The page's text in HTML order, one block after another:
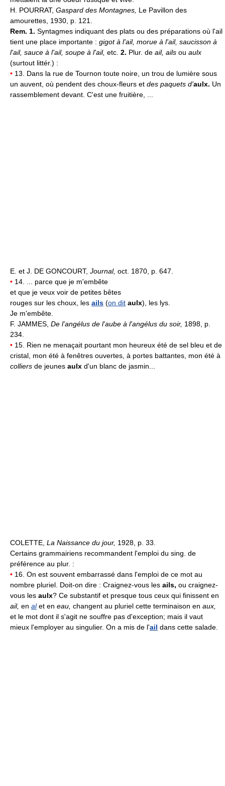
H. POURRAT, Gaspard des Montagnes, Le Pavillon des
amourettes, 1930, p. 121.
Rem. 1. Syntagmes indiquant des plats ou des préparations où l'ail
tient une place importante : gigot à l'ail, morue à l'ail, saucisson à
l'ail, sauce à l'ail, soupe à l'ail, etc. 2. Plur. de ail, ails ou aulx
(surtout littér.) :
• 13. Dans la rue de Tournon toute noire, un trou de lumière sous
un auvent, où pendent des choux-fleurs et des paquets d'aulx. Un
rassemblement devant. C'est une fruitière, ...
E. et J. DE GONCOURT, Journal, oct. 1870, p. 647.
• 14. ... parce que je m'embête
et que je veux voir de petites bêtes
rouges sur les choux, les ails (on dit aulx), les lys.
Je m'embête.
F. JAMMES, De l'angélus de l'aube à l'angélus du soir, 1898, p.
234.
• 15. Rien ne menaçait pourtant mon heureux été de sel bleu et de
cristal, mon été à fenêtres ouvertes, à portes battantes, mon été à
colliers de jeunes aulx d'un blanc de jasmin...
COLETTE, La Naissance du jour, 1928, p. 33.
Certains grammairiens recommandent l'emploi du sing. de
préférence au plur. :
• 16. On est souvent embarrassé dans l'emploi de ce mot au
nombre pluriel. Doit-on dire : Craignez-vous les ails, ou craignez-
vous les aulx? Ce substantif et presque tous ceux qui finissent en
ail, en alet en eau, changent au pluriel cette terminaison en aux,
et le mot dont il s'agit ne souffre pas d'exception; mais il vaut
mieux l'employer au singulier. On a mis de l'ail dans cette salade.